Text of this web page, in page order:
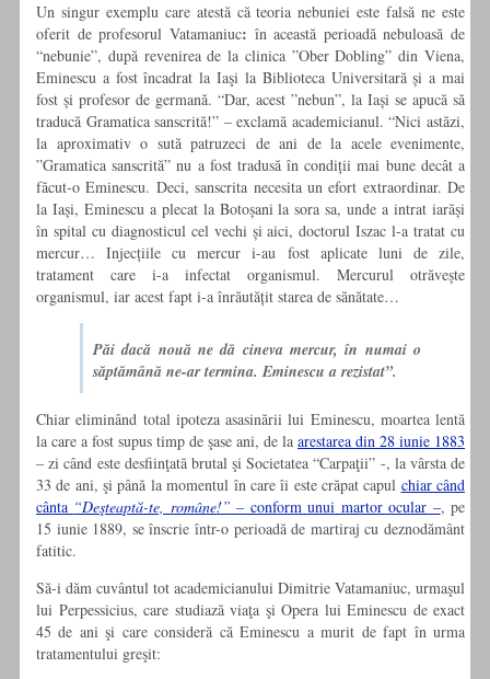
Un singur exemplu care atestă că teoria nebuniei este falsă ne este
oferit de profesorul Vatamaniuc: în această perioadă nebuloasă de
“nebunie”, după revenirea de la clinica ”Ober Dobling” din Viena,
Eminescu a fost încadrat la Iaşi la Biblioteca Universitară și a mai
fost și profesor de germană. “Dar, acest ”nebun”, la Iași se apucă să
traducă Gramatica sanscrită!” – exclamă academicianul. “Nici astăzi,
la aproximativ o sută patruzeci de ani de la acele evenimente,
”Gramatica sanscrită” nu a fost tradusă în condiții mai bune decât a
făcut-o Eminescu. Deci, sanscrita necesita un efort extraordinar. De
la Iași, Eminescu a plecat la Botoșani la sora sa, unde a intrat iarăși
în spital cu diagnosticul cel vechi și aici, doctorul Iszac l-a tratat cu
mercur… Injecțiile cu mercur i-au fost aplicate luni de zile,
tratament care i-a infectat organismul. Mercurul otrăvește
organismul, iar acest fapt i-a înrăutățit starea de sănătate…
Păi dacă nouă ne dă cineva mercur, în numai o
săptămână ne-ar termina. Eminescu a rezistat”.
Chiar eliminând total ipoteza asasinării lui Eminescu, moartea lentă
la care a fost supus timp de şase ani, de la arestarea din 28 iunie 1883
– zi când este desfiinţată brutal şi Societatea “Carpaţii” -, la vârsta de
33 de ani, şi până la momentul în care îi este crăpat capul chiar când
cânta “Deşteaptă-te, române!” – conform unui martor ocular –, pe
15 iunie 1889, se înscrie într-o perioadă de martiraj cu deznodământ
fatitic.
Să-i dăm cuvântul tot academicianului Dimitrie Vatamaniuc, urmaşul
lui Perpessicius, care studiază viaţa şi Opera lui Eminescu de exact
45 de ani şi care consideră că Eminescu a murit de fapt în urma
tratamentului greşit: